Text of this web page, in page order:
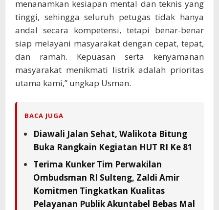
menanamkan kesiapan mental dan teknis yang
tinggi, sehingga seluruh petugas tidak hanya
andal secara kompetensi, tetapi benar-benar
siap melayani masyarakat dengan cepat, tepat,
dan ramah. Kepuasan serta kenyamanan
masyarakat menikmati listrik adalah prioritas
utama kami,” ungkap Usman.
BACA JUGA
Diawali Jalan Sehat, Walikota Bitung
Buka Rangkain Kegiatan HUT RI Ke 81
Terima Kunker Tim Perwakilan
Ombudsman RI Sulteng, Zaldi Amir
Komitmen Tingkatkan Kualitas
Pelayanan Publik Akuntabel Bebas Mal